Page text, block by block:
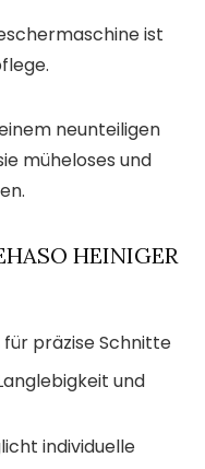
ist
neunteiligen
müheloses und
HEINIGER
präzise Schnitte
und
individuelle